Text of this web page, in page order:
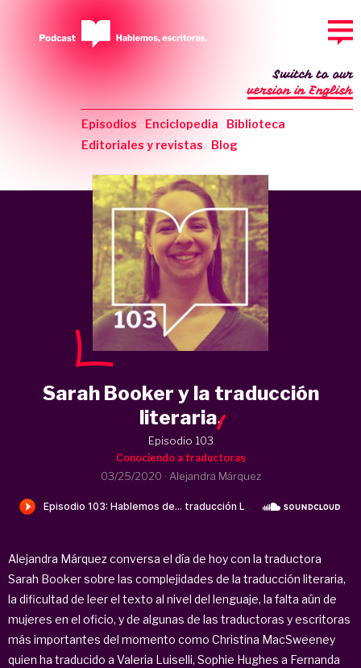
Episodios Enciclopedia
Biblioteca
Editoriales y revistas
Blog
Switch to our
version in English
Sarah Booker y la traducción
literaria.
Episodio 103
Conociendo a traductoras
03/25/2020 · Alejandra Márquez
Alejandra Márquez conversa el día de hoy con la traductora
Sarah Booker sobre las complejidades de la traducción literaria,
la dificultad de leer el texto al nivel del lenguaje, la falta aún de
mujeres en el oficio, y de algunas de las traductoras y escritoras
más importantes del momento como Christina MacSweeney
quien ha traducido a Valeria Luiselli, Sophie Hughes a Fernanda